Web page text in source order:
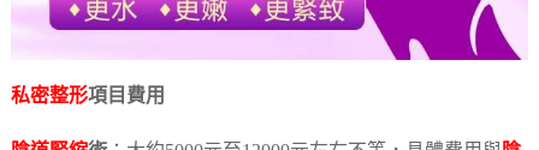
私密整形項目費用